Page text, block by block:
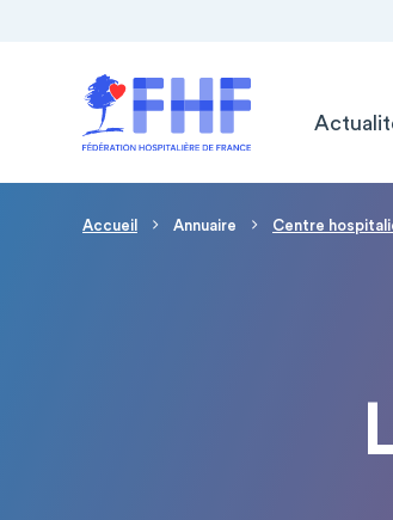
Fil d'Ariane
Accueil Annuaire Centre